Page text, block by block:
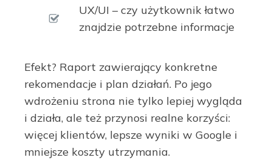
UX/UI – czy użytkownik łatwo
znajdzie potrzebne informacje
Efekt? Raport zawierający konkretne
rekomendacje i plan działań. Po jego
wdrożeniu strona nie tylko lepiej wygląda
i działa, ale też przynosi realne korzyści:
więcej klientów, lepsze wyniki w Google i
mniejsze koszty utrzymania.